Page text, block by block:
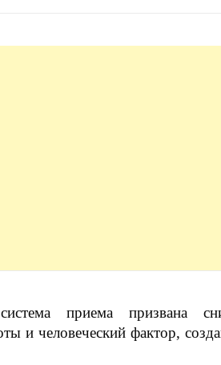
приема призвана
и человеческий фактор,